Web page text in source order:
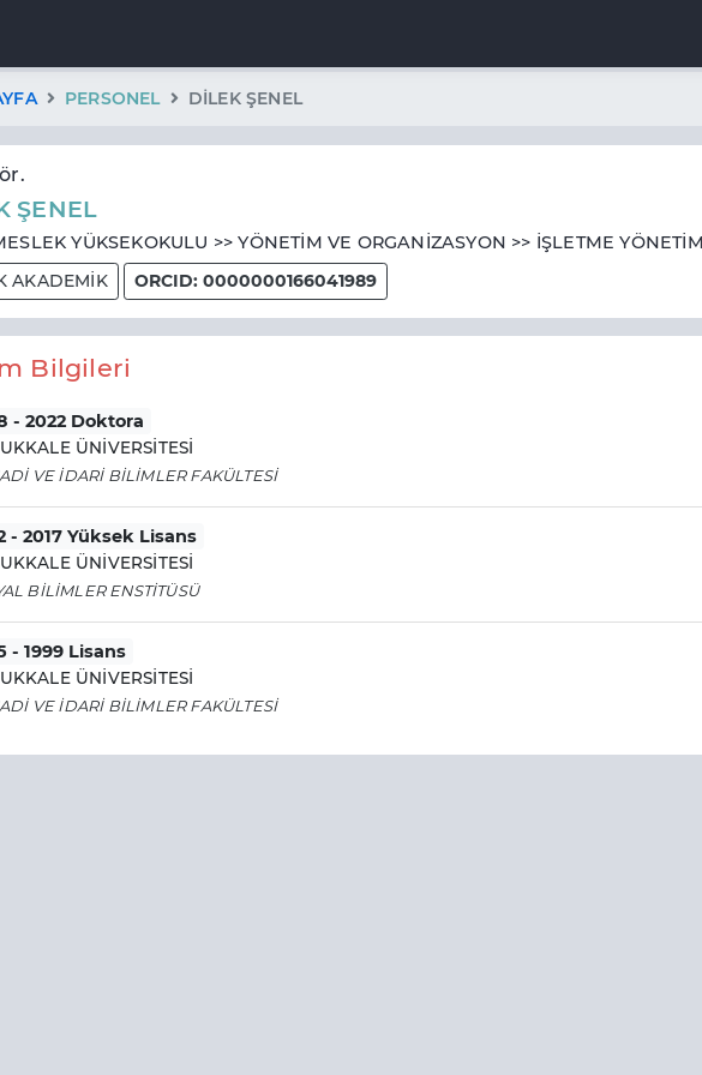
PERSONEL DİLEK ŞENEL
ŞENEL
YÜKSEKOKULU >> YÖNETİM VE ORGANİZASYON >> İŞLETME
AKADEMİK
ORCID: 0000000166041989
Bilgileri
- 2022 Doktora
ÜNİVERSİTESİ
VE İDARİ BİLİMLER FAKÜLTESİ
- 2017 Yüksek Lisans
ÜNİVERSİTESİ
BİLİMLER ENSTİTÜSÜ
- 1999 Lisans
ÜNİVERSİTESİ
VE İDARİ BİLİMLER FAKÜLTESİ